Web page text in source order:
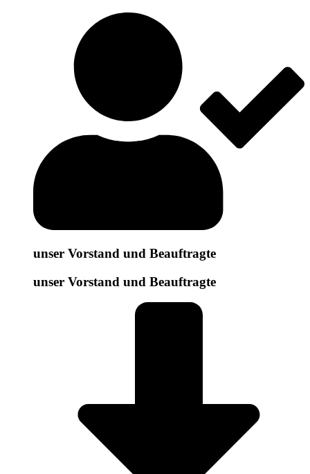
unser Vorstand und Beauftragte
unser Vorstand und Beauftragte